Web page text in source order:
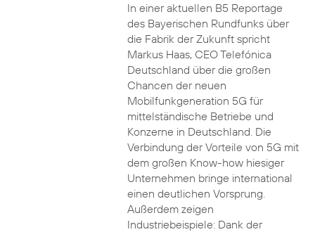
In einer aktuellen B5 Reportage
des Bayerischen Rundfunks über
die Fabrik der Zukunft spricht
Markus Haas, CEO Telefónica
Deutschland über die großen
Chancen der neuen
Mobilfunkgeneration 5G für
mittelständische Betriebe und
Konzerne in Deutschland. Die
Verbindung der Vorteile von 5G mit
dem großen Know-how hiesiger
Unternehmen bringe international
einen deutlichen Vorsprung.
Außerdem zeigen
Industriebeispiele: Dank der